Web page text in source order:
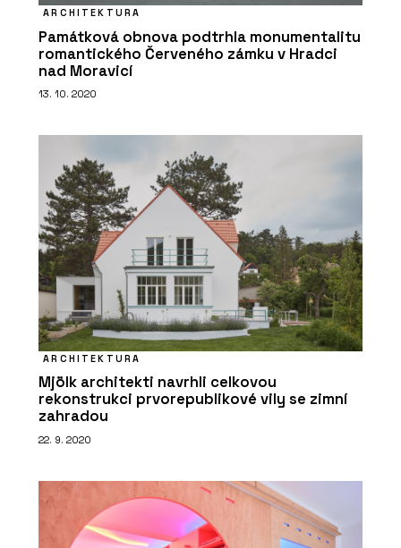
ARCHITEKTURA
Památková obnova podtrhla monumentalitu
romantického Červeného zámku v Hradci
nad Moravicí
13. 10. 2020
ARCHITEKTURA
Mjölk architekti navrhli celkovou
rekonstrukci prvorepublikové vily se zimní
zahradou
22. 9. 2020